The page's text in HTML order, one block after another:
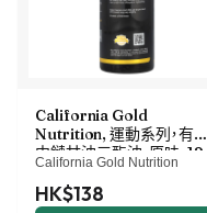
California Gold
Nutrition, 運動系列，有機
中鏈甘油三酯油，原味，12
液量盎司（355 毫升）
California Gold Nutrition
HK$138